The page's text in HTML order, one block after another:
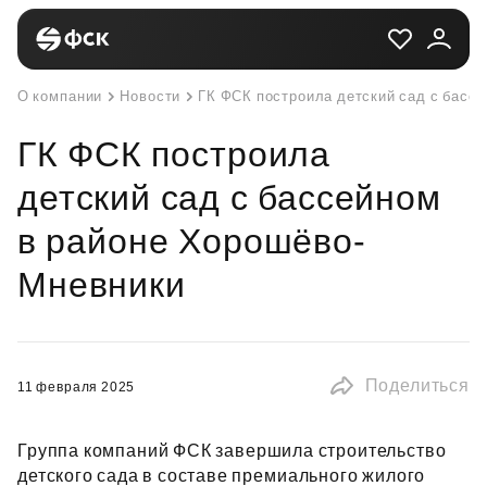
О компании Новости ГК ФСК построила детский сад с
ГК ФСК построила
детский сад с бассейном
в районе Хорошёво-
Мневники
11 февраля 2025 Поделиться
Группа компаний ФСК завершила строительство
детского сада в составе премиального жилого